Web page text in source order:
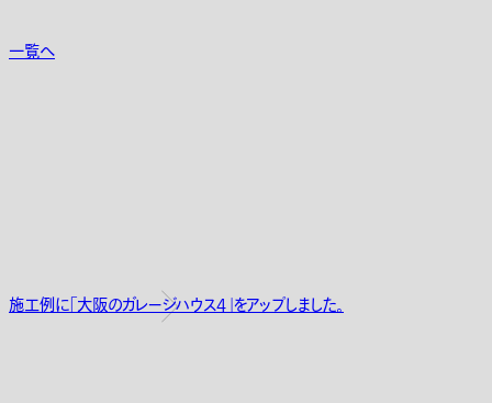
一覧へ
施工例に「大阪のガレージハウス4」をアップしました。